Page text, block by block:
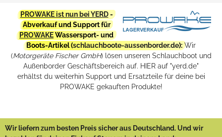
PROWAKE ist nun bei YERD-
Abverkauf und Support für
PROWAKEWassersport- und
Boots-Artikel (schlauchboote-aussenborder.de): Wir
(Motorgeräte Fischer GmbH) lösen unseren Schlauchboot und
Außenborder Geschäftsbereich auf. HIER auf "yerd.de"
erhältst du weiterhin Support und Ersatzteile für deine bei
PROWAKE gekauften Produkte!
Wir liefern zum besten Preis sicher aus Deutschland. Und wir